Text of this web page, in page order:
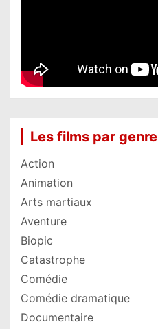
Les films par genre
Action
Animation
Arts martiaux
Aventure
Biopic
Catastrophe
Comédie
Comédie dramatique
Documentaire